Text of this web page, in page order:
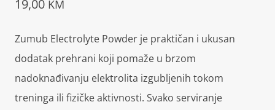
19,00 KM
Zumub Electrolyte Powder je praktičan i ukusan
dodatak prehrani koji pomaže u brzom
nadoknađivanju elektrolita izgubljenih tokom
treninga ili fizičke aktivnosti. Svako serviranje